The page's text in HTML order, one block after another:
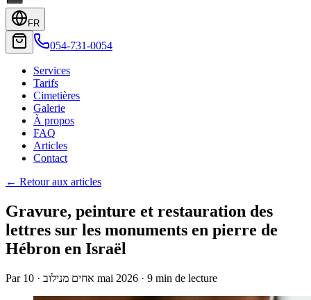
FR
054-731-0054
Services
Tarifs
Cimetières
Galerie
À propos
FAQ
Articles
Contact
← Retour aux articles
Gravure, peinture et restauration des
lettres sur les monuments en pierre de
Hébron en Israël
Par אחים מנילוב · 10 mai 2026 · 9 min de lecture